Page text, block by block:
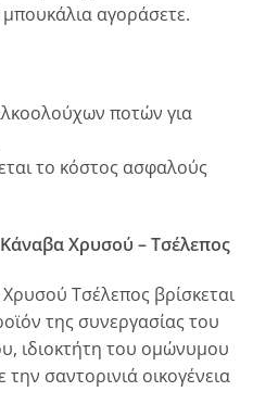
αγοράσετε.
ποτών για
το κόστος ασφαλούς
Χρυσού – Τσέλεπος
Τσέλεπος βρίσκεται
της συνεργασίας του
ιδιοκτήτη του ομώνυμου
σαντορινιά οικογένεια